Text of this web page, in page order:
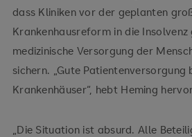
dass Kliniken vor der geplanten
Krankenhausreform in die
medizinische Versorgung der
sichern. „Gute
Krankenhäuser“, hebt Heming
„Die Situation ist absurd. Alle